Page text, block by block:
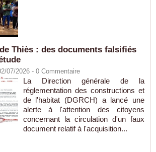
Thiès : des documents falsifiés
07/2026 - 0 Commentaire
La Direction générale de la
réglementation des constructions et
de l'habitat (DGRCH) a lancé une
alerte à l'attention des citoyens
concernant la circulation d'un faux
document relatif à l'acquisition...